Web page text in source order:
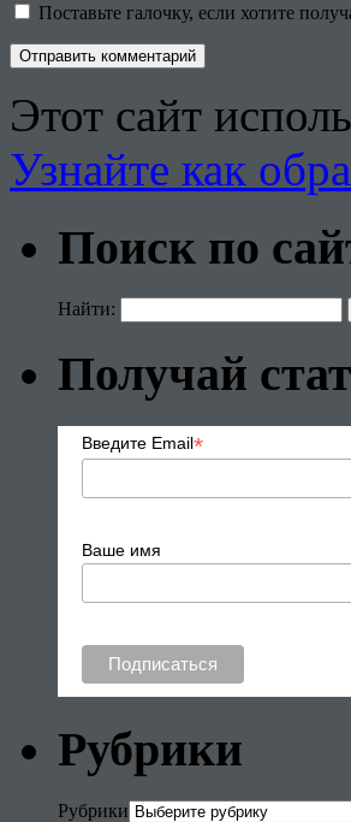
Поставьте галочку, если хотите
Этот сайт
Узнайте как
Поиск по
Найти:
Получай
Введите Email*
Ваше имя
Рубрики
Рубрики